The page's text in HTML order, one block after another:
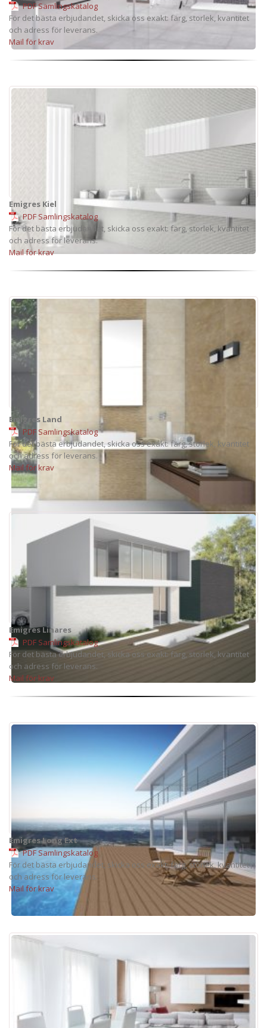
PDF Samlingskatalog
För det bästa erbjudandet, skicka oss exakt: färg, storlek, kvantitet
och adress för leverans.
Mail för krav
Emigres Kiel
PDF Samlingskatalog
För det bästa erbjudandet, skicka oss exakt: färg, storlek, kvantitet
och adress för leverans.
Mail för krav
Emigres Land
PDF Samlingskatalog
För det bästa erbjudandet, skicka oss exakt: färg, storlek, kvantitet
och adress för leverans.
Mail för krav
Emigres Linares
PDF Samlingskatalog
För det bästa erbjudandet, skicka oss exakt: färg, storlek, kvantitet
och adress för leverans.
Mail för krav
Emigres Long Ext
PDF Samlingskatalog
För det bästa erbjudandet, skicka oss exakt: färg, storlek, kvantitet
och adress för leverans.
Mail för krav